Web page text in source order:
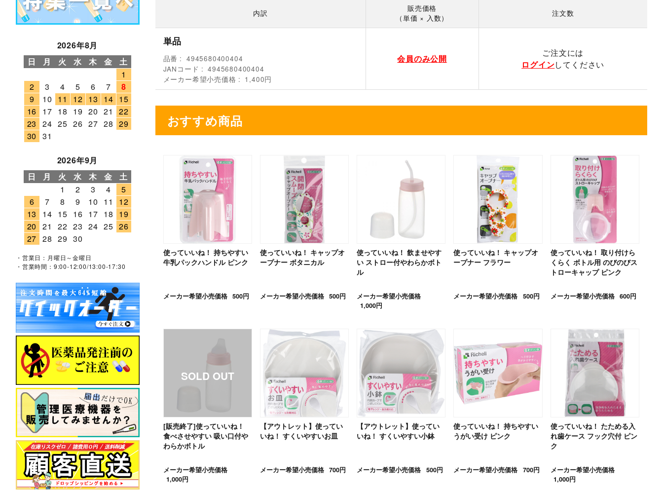
内訳
販売価格
（単価 × 入数）
注文数
単品
品番
4945680400404
JANコード
4945680400404
メーカー希望小売価格
1,400円
会員のみ公開
ご注文には
ログインしてください
おすすめ商品
使っていいね！ 持ちやすい
牛乳パックハンドル ピンク
メーカー希望小売価格 500円
使っていいね！ キャップオ
ープナー ボタニカル
メーカー希望小売価格 500円
使っていいね！ 飲ませやす
い ストロー付やわらかボト
ル
メーカー希望小売価格
1,000円
使っていいね！ キャップオ
ープナー フラワー
メーカー希望小売価格 500円
使っていいね！ 取り付けら
くらく ボトル用 のびのびス
トローキャップ ピンク
メーカー希望小売価格 600円
[販売終了]使っていいね！
食べさせやすい 吸い口付や
わらかボトル
メーカー希望小売価格
1,000円
【アウトレット】使ってい
いね！ すくいやすいお皿
メーカー希望小売価格 700円
【アウトレット】使ってい
いね！ すくいやすい小鉢
メーカー希望小売価格 500円
使っていいね！ 持ちやすい
うがい受け ピンク
メーカー希望小売価格 700円
使っていいね！ たためる入
れ歯ケース フック穴付 ピン
ク
メーカー希望小売価格
1,000円
2026年8月
日
月 火 水 木 金
土
1
2
3 4 5 6 7
8
9
10 11 12 13 14 15
16
17 18 19 20 21
22
23
24 25 26 27 28 29
30
31
2026年9月
日
月 火 水 木 金
土
1
2 3 4
5
6
7 8 9 10 11
12
13
14 15 16 17 18
19
20
21 22 23 24 25 26
27 28 29 30
・営業日：月曜日～金曜日
・営業時間：9:00-12:00/13:00-17:30